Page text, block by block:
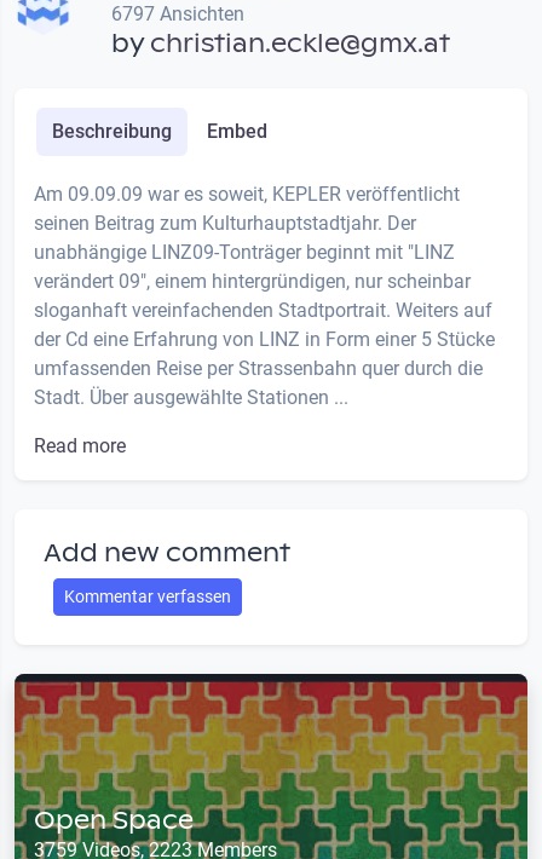
6797 Ansichten
bychristian.eckle@gmx.at
Beschreibung Embed
Am 09.09.09 war es soweit, KEPLER veröffentlicht
seinen Beitrag zum Kulturhauptstadtjahr. Der
unabhängige LINZ09-Tonträger beginnt mit "LINZ
verändert 09", einem hintergründigen, nur scheinbar
sloganhaft vereinfachenden Stadtportrait. Weiters auf
der Cd eine Erfahrung von LINZ in Form einer 5 Stücke
umfassenden Reise per Strassenbahn quer durch die
Stadt. Über ausgewählte Stationen ...
Read more
Add new comment
Kommentar verfassen
Open Space
3759 Videos, 2223 Members